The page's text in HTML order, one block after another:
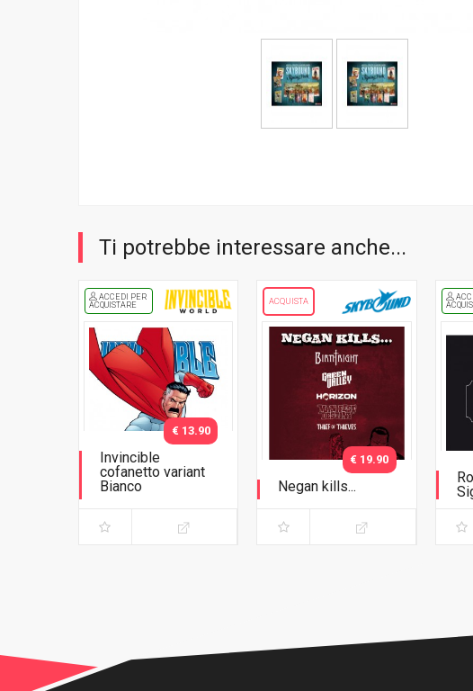
Ti potrebbe interessare anche...
ACCEDI PER
ACQUISTARE
Invincible
cofanetto variant
Bianco
con variant
€ 13.90
ACQUISTA
Negan kills...
€ 19.90